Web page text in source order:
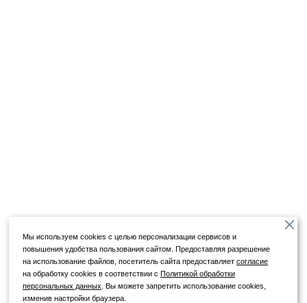
Мы используем cookies с целью персонализации сервисов и
повышения удобства пользования сайтом. Предоставляя разрешение
на использование файлов, посетитель сайта предоставляетсогласие
на обработку cookies в соответствии сПолитикой обработки
персональных данных . Вы можете запретить использование cookies,
изменив настройки браузера.